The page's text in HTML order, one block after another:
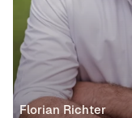
Florian Richter